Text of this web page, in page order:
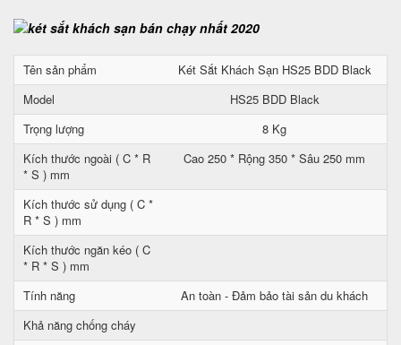
Tên sản phẩm
Két Sắt Khách Sạn HS25 BDD Black
Model
HS25 BDD Black
Trọng lượng
8 Kg
Kích thước ngoài ( C * R
* S ) mm
Cao 250 * Rộng 350 * Sâu 250 mm
Kích thước sử dụng ( C *
R * S ) mm
Kích thước ngăn kéo ( C
* R * S ) mm
Tính năng
An toàn - Đảm bảo tài sản du khách
Khả năng chống cháy